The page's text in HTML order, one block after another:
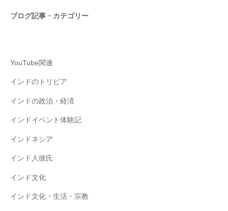
ブログ記事・カテゴリー
YouTube関連
インドのトリビア
インドの政治・経済
インドイベント体験記
インドネシア
インド人彼氏
インド文化
インド文化・生活・宗教